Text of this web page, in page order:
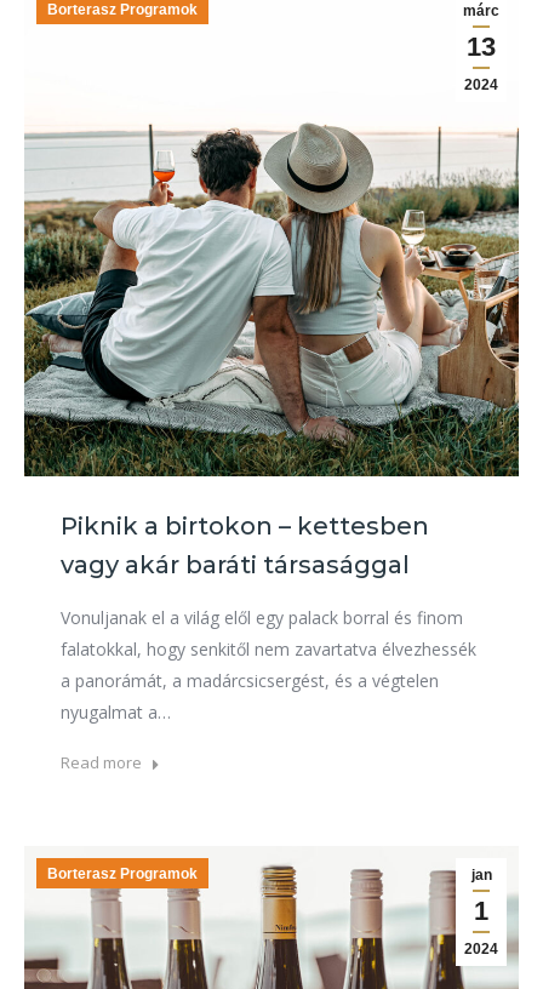
márc
13
2024
Borterasz Programok
Piknik a birtokon – kettesben
vagy akár baráti társasággal
Vonuljanak el a világ elől egy palack borral és finom
falatokkal, hogy senkitől nem zavartatva élvezhessék
a panorámát, a madárcsicsergést, és a végtelen
nyugalmat a…
Read more
jan
1
2024
Borterasz Programok